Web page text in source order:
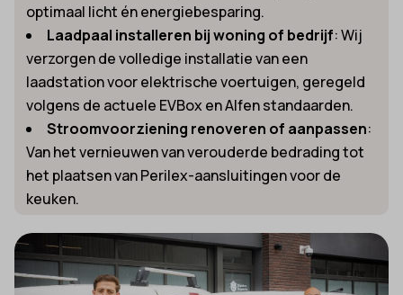
optimaal licht én energiebesparing.
Laadpaal installeren bij woning of bedrijf: Wij
verzorgen de volledige installatie van een
laadstation voor elektrische voertuigen, geregeld
volgens de actuele EVBox en Alfen standaarden.
Stroomvoorziening renoveren of aanpassen:
Van het vernieuwen van verouderde bedrading tot
het plaatsen van Perilex-aansluitingen voor de
keuken.